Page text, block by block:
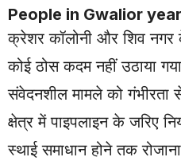
People in Gwalior yearn
क्रेशर कॉलोनी और शिव
कोई ठोस कदम नहीं उठाया
संवेदनशील मामले को गंभीरता
क्षेत्र में पाइपलाइन के जरिए
स्थाई समाधान होने तक